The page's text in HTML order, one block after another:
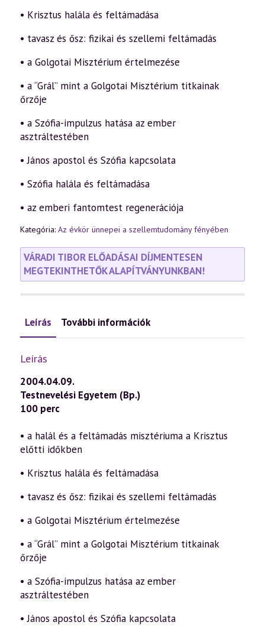
• Krisztus halála és feltámadása
• tavasz és ősz: fizikai és szellemi feltámadás
• a Golgotai Misztérium értelmezése
• a “Grál” mint a Golgotai Misztérium titkainak
őrzője
• a Szófia-impulzus hatása az ember
asztráltestében
• János apostol és Szófia kapcsolata
• Szófia halála és feltámadása
• az emberi fantomtest regenerációja
Kategória: Az évkör ünnepei a szellemtudomány fényében
VÁRADI TIBOR ELŐADÁSAI DÍJMENTESEN
MEGTEKINTHETŐK ALAPÍTVÁNYUNKBAN!
Leírás További információk
Leírás
2004.04.09.
Testnevelési Egyetem (Bp.)
100 perc
• a halál és a feltámadás misztériuma a Krisztus
előtti időkben
• Krisztus halála és feltámadása
• tavasz és ősz: fizikai és szellemi feltámadás
• a Golgotai Misztérium értelmezése
• a “Grál” mint a Golgotai Misztérium titkainak
őrzője
• a Szófia-impulzus hatása az ember
asztráltestében
• János apostol és Szófia kapcsolata